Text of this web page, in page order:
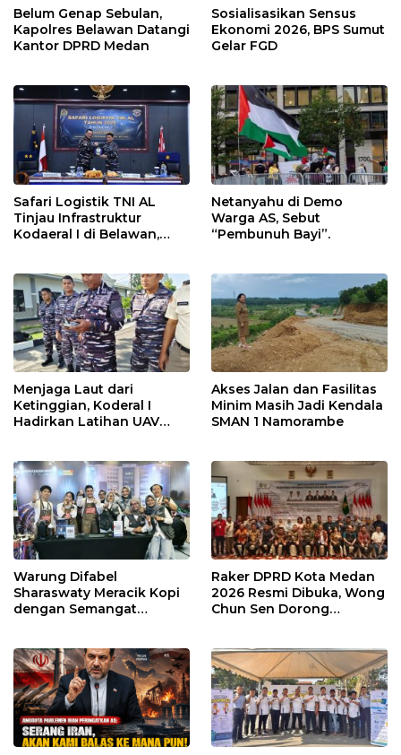
Belum Genap Sebulan,
Kapolres Belawan Datangi
Kantor DPRD Medan
Sosialisasikan Sensus
Ekonomi 2026, BPS Sumut
Gelar FGD
Safari Logistik TNI AL
Tinjau Infrastruktur
Kodaeral I di Belawan,
Netanyahu di Demo
Warga AS, Sebut
“Pembunuh Bayi”.
Menjaga Laut dari
Ketinggian, Koderal I
Hadirkan Latihan UAV
Akses Jalan dan Fasilitas
Minim Masih Jadi Kendala
SMAN 1 Namorambe
Warung Difabel
Sharaswaty Meracik Kopi
dengan Semangat
Raker DPRD Kota Medan
2026 Resmi Dibuka, Wong
Chun Sen Dorong